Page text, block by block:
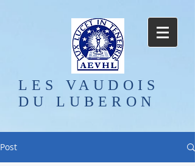
LES VAUDOIS
DU LUBERON
Post